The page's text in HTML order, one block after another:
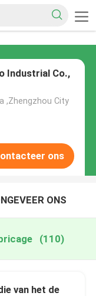
Industrial Co.,
,Zhengzhou City
ons
ONS
(110)
van het de